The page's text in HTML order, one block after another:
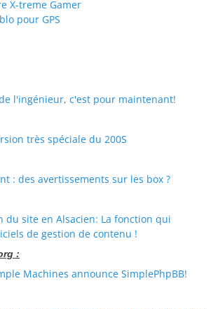
X-treme Gamer
pour GPS
l'ingénieur, c'est pour maintenant!
très spéciale du 200S
: des avertissements sur les box ?
du site en Alsacien: La fonction qui
de gestion de contenu !
:
Machines announce SimplePhpBB!